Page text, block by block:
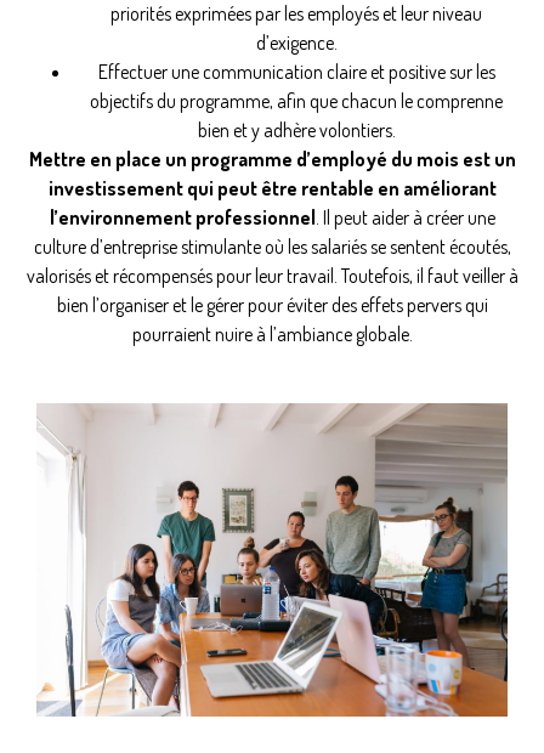
priorités exprimées par les employés et leur niveau
d’exigence.
Effectuer une communication claire et positive sur les
objectifs du programme, afin que chacun le comprenne
bien et y adhère volontiers.
Mettre en place un programme d’employé du mois est un
investissement qui peut être rentable en améliorant
l’environnement professionnel. Il peut aider à créer une
culture d’entreprise stimulante où les salariés se sentent écoutés,
valorisés et récompensés pour leur travail. Toutefois, il faut veiller à
bien l’organiser et le gérer pour éviter des effets pervers qui
pourraient nuire à l’ambiance globale.